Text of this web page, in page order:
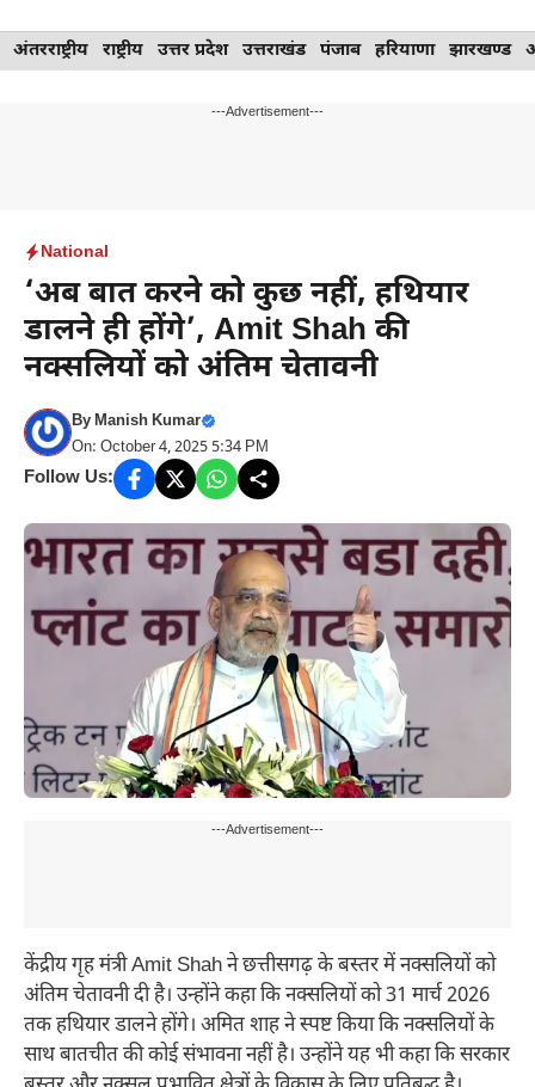
Skip
to
अंतरराष्ट्रीय राष्ट्रीय उत्तर प्रदेश उत्तराखंड पंजाब हरियाणा झारखण्ड
---Advertisement---
National
‘अब बात करने को कुछ नहीं, हथियार
डालने ही होंगे’, Amit Shah की
नक्सलियों को अंतिम चेतावनी
ByManish Kumar
On: October 4, 2025 5:34 PM
Follow Us:
---Advertisement---
केंद्रीय गृह मंत्री Amit Shah ने छत्तीसगढ़ के बस्तर में नक्सलियों को
अंतिम चेतावनी दी है। उन्होंने कहा कि नक्सलियों को 31 मार्च 2026
तक हथियार डालने होंगे। अमित शाह ने स्पष्ट किया कि नक्सलियों के
साथ बातचीत की कोई संभावना नहीं है। उन्होंने यह भी कहा कि सरकार